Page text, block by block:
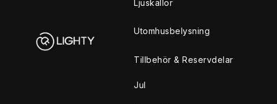
Ljuskällor
Utomhusbelysning
Tillbehör & Reservdelar
Jul